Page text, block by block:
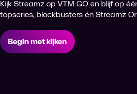
Kijk Streamz op VTM GO en blijf op
topseries, blockbusters én Streamz
Begin met kijken